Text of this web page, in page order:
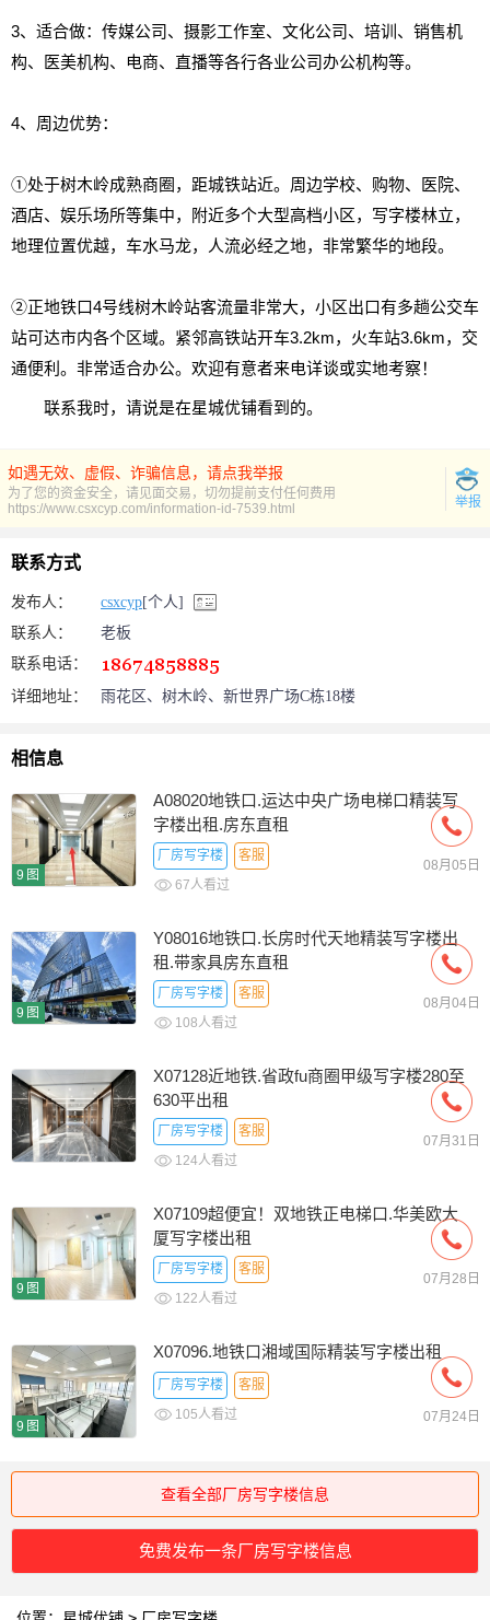
3、适合做：传媒公司、摄影工作室、文化公司、培训、销售机
构、医美机构、电商、直播等各行各业公司办公机构等。
4、周边优势：
①处于树木岭成熟商圈，距城铁站近。周边学校、购物、医院、
酒店、娱乐场所等集中，附近多个大型高档小区，写字楼林立，
地理位置优越，车水马龙，人流必经之地，非常繁华的地段。
②正地铁口4号线树木岭站客流量非常大，小区出口有多趟公交车
站可达市内各个区域。紧邻高铁站开车3.2km，火车站3.6km，交
通便利。非常适合办公。欢迎有意者来电详谈或实地考察！
联系我时，请说是在星城优铺看到的。
如遇无效、虚假、诈骗信息，请点我举报
为了您的资金安全，请见面交易，切勿提前支付任何费用
举报
https://www.csxcyp.com/information-id-7539.html
联系方式
发布人： csxcyp[个人]
联系人：
老板
联系电话：
详细地址：
雨花区、树木岭、新世界广场C栋18楼
相信息
9图
A08020地铁口.运达中央广场电梯口精装写
字楼出租.房东直租
厂房写字楼
客服
67人看过
08月05日
9图
Y08016地铁口.长房时代天地精装写字楼出
租.带家具房东直租
厂房写字楼
客服
108人看过
08月04日
X07128近地铁.省政fu商圈甲级写字楼280至
630平出租
厂房写字楼
客服
124人看过
07月31日
9图
X07109超便宜！双地铁正电梯口.华美欧大
厦写字楼出租
厂房写字楼
客服
122人看过
07月28日
9图
X07096.地铁口湘域国际精装写字楼出租
厂房写字楼
客服
105人看过
07月24日
查看全部厂房写字楼信息
免费发布一条厂房写字楼信息